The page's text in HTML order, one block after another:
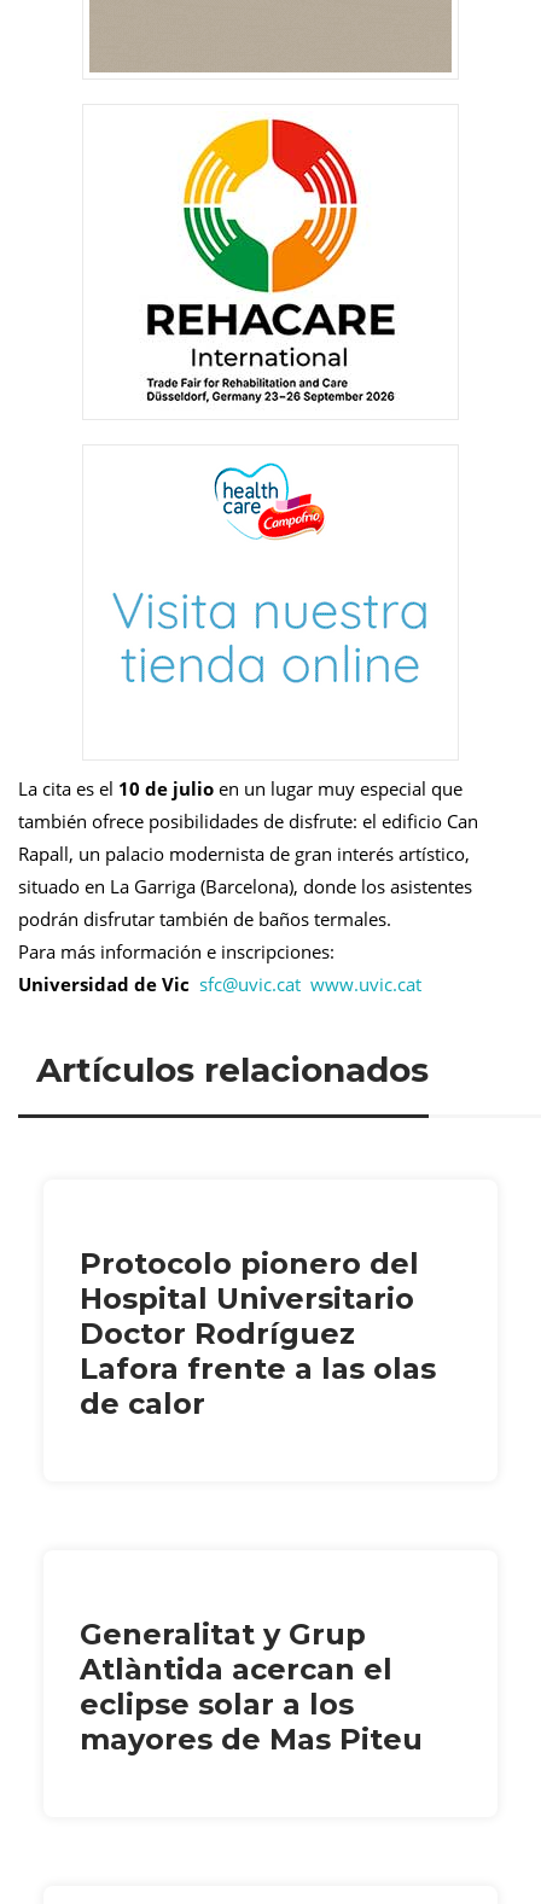
La cita es el 10 de julio en un lugar muy especial que
también ofrece posibilidades de disfrute: el edificio Can
Rapall, un palacio modernista de gran interés artístico,
situado en La Garriga (Barcelona), donde los asistentes
podrán disfrutar también de baños termales.
Para más información e inscripciones:
Universidad de Vic sfc@uvic.cat www.uvic.cat
Artículos relacionados
Protocolo pionero del
Hospital Universitario
Doctor Rodríguez
Lafora frente a las olas
de calor
Generalitat y Grup
Atlàntida acercan el
eclipse solar a los
mayores de Mas Piteu